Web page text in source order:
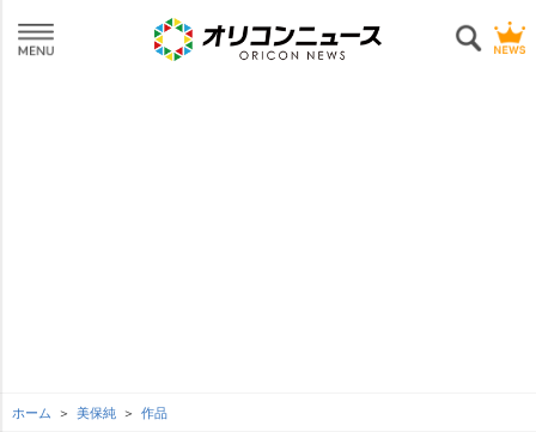
ホーム 美保純 作品